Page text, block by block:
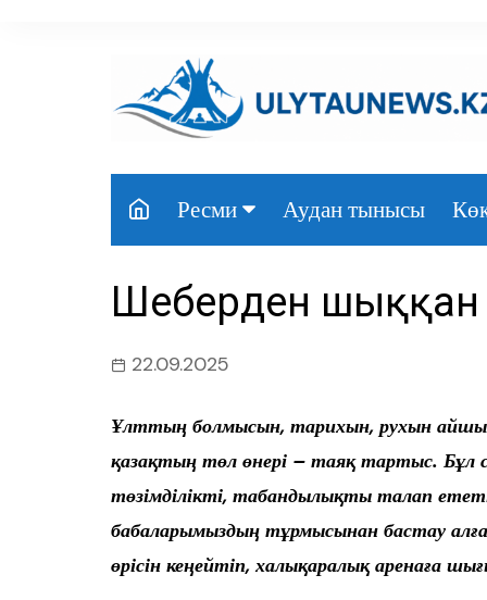
Ресми
Үкімет
Парламент
Аудан тынысы
Шеңберден
22.09.2025
Ұлттың болмысын, тарихын, рухын
қазақтың төл өнері – таяқ тартыс. Бұл
төзімділікті, табандылықты талап
бабаларымыздың тұрмысынан бастау
өрісін кеңейтіп, халықаралық аренаға